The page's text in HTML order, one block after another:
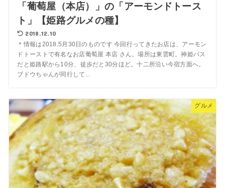
「葡萄屋（本店）」の「アーモンドトース
ト」【姫路グルメの種】
2018.12.10
＊情報は2018.5月30日のものです 今回行ってきたお店は、アーモン
ドトーストで有名なお店葡萄屋 本店 さん。場所は東雲町。神姫バス
だと姫路駅から10分、徒歩だと30分ほど。十二所沿い今宿方面へ。
ブドウちゃんが同行して...
グルメ